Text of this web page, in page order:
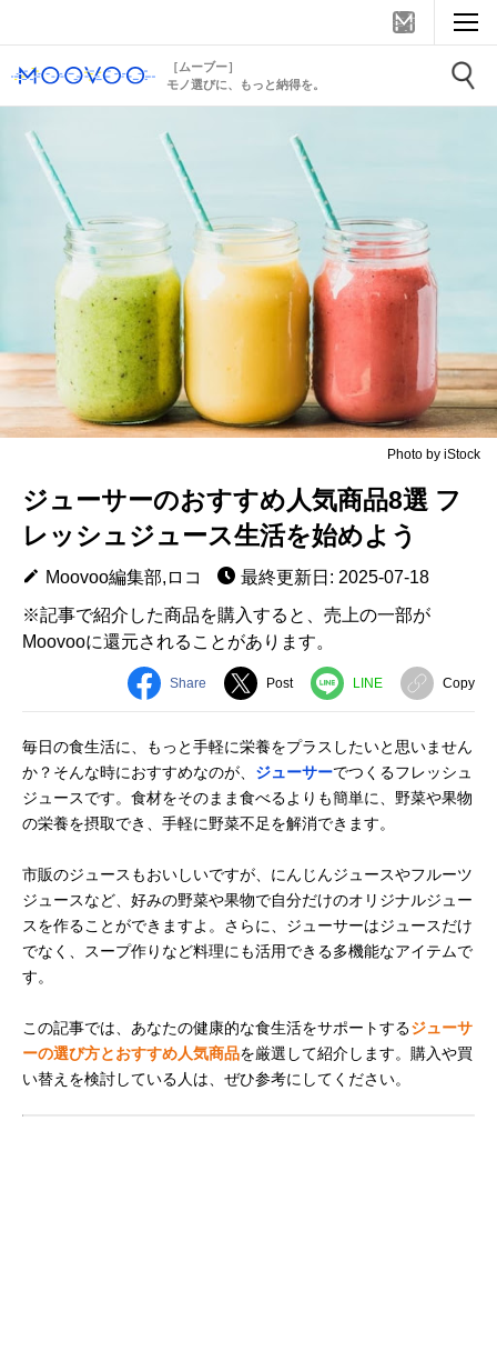
［ムーブー］
モノ選びに、もっと納得を。
Photo by iStock
ジューサーのおすすめ人気商品8選 フ
レッシュジュース生活を始めよう
Moovoo編集部,ロコ
最終更新日: 2025-07-18
※記事で紹介した商品を購入すると、売上の一部が
Moovooに還元されることがあります。
Share Post LINE Copy
毎日の食生活に、もっと手軽に栄養をプラスしたいと思いません
か？そんな時におすすめなのが、 ジューサーでつくるフレッシュ
ジュースです。食材をそのまま食べるよりも簡単に、野菜や果物
の栄養を摂取でき、手軽に野菜不足を解消できます。
市販のジュースもおいしいですが、にんじんジュースやフルーツ
ジュースなど、好みの野菜や果物で自分だけのオリジナルジュー
スを作ることができますよ。さらに、ジューサーはジュースだけ
でなく、スープ作りなど料理にも活用できる多機能なアイテムで
す。
この記事では、あなたの健康的な食生活をサポートするジューサ
ーの選び方とおすすめ人気商品を厳選して紹介します。購入や買
い替えを検討している人は、ぜひ参考にしてください。